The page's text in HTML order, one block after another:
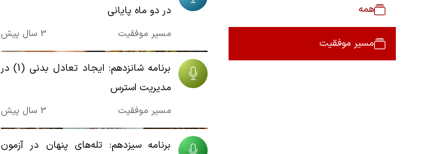
همه
مسیر موفقیت
در دو ماه پایانی
مسیر موفقیت 3 سال پیش 00:07:21
برنامه شانزدهم: ایجاد تعادل بدنی (1) در
مدیریت استرس
مسیر موفقیت 3 سال پیش 00:09:42
برنامه سیزدهم: تله‌های پنهان در آزمون